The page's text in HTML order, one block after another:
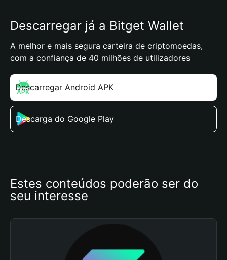
Descarregar já a Bitget Wallet
A melhor e mais segura carteira de criptomoedas,
com a confiança de 40 milhões de utilizadores
Descarregar Android APK
Descarga do Google Play
Estes conteúdos poderão ser do
seu interesse